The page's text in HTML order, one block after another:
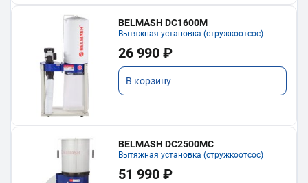
BELMASH DC1600M
Вытяжная установка (стружкоотсос)
26 990 ₽
В корзину
BELMASH DC2500MC
Вытяжная установка (стружкоотсос)
51 990 ₽